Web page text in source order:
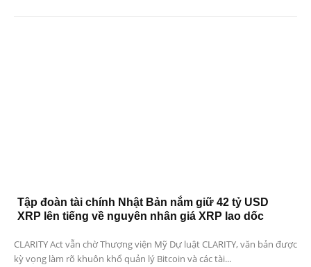
Tập đoàn tài chính Nhật Bản nắm giữ 42 tỷ USD
XRP lên tiếng về nguyên nhân giá XRP lao dốc
CLARITY Act vẫn chờ Thượng viện Mỹ Dự luật CLARITY, văn bản được
kỳ vọng làm rõ khuôn khổ quản lý Bitcoin và các tài...